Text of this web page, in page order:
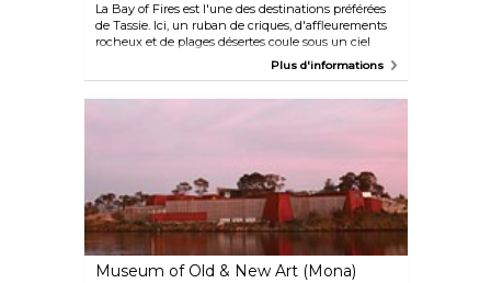
La Bay of Fires est l'une des destinations préférées
de Tassie. Ici, un ruban de criques, d'affleurements
rocheux et de plages désertes coule sous un ciel
azuré. La zone de conservation de Bay of Fires
parallèlement à la plage. La région est connue pour
ses activités de plongée sous-marine et avec tuba,
avec ses récifs pittoresques, ses coraux, ses grottes
sous-marines et sa vie marine abondante.
Plus d'informations
Museum of Old & New Art (Mona)